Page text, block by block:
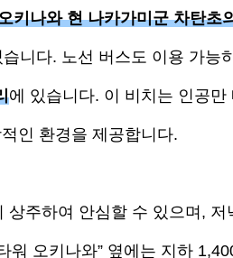
키나와 현 나카가미군 차탄초
니다. 노선 버스도 이용 가능
에 있습니다. 이 비치는 인공
인 환경을 제공합니다.
주하여 안심할 수 있으며,
워 오키나와” 옆에는 지하